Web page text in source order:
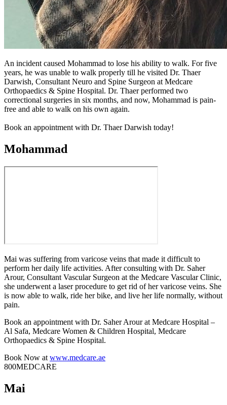
An incident caused Mohammad to lose his ability to walk. For five
years, he was unable to walk properly till he visited Dr. Thaer
Darwish, Consultant Neuro and Spine Surgeon at Medcare
Orthopaedics & Spine Hospital. Dr. Thaer performed two
correctional surgeries in six months, and now, Mohammad is pain-
free and able to walk on his own again.
Book an appointment with Dr. Thaer Darwish today!
Mohammad
Mai was suffering from varicose veins that made it difficult to
perform her daily life activities. After consulting with Dr. Saher
Arour, Consultant Vascular Surgeon at the Medcare Vascular Clinic,
she underwent a laser procedure to get rid of her varicose veins. She
is now able to walk, ride her bike, and live her life normally, without
pain.
Book an appointment with Dr. Saher Arour at Medcare Hospital –
Al Safa, Medcare Women & Children Hospital, Medcare
Orthopaedics & Spine Hospital.
Book Now at www.medcare.ae
800MEDCARE
Mai